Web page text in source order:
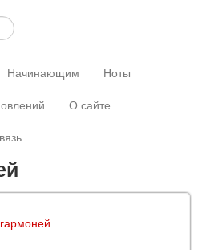
Начинающим
Ноты
О сайте